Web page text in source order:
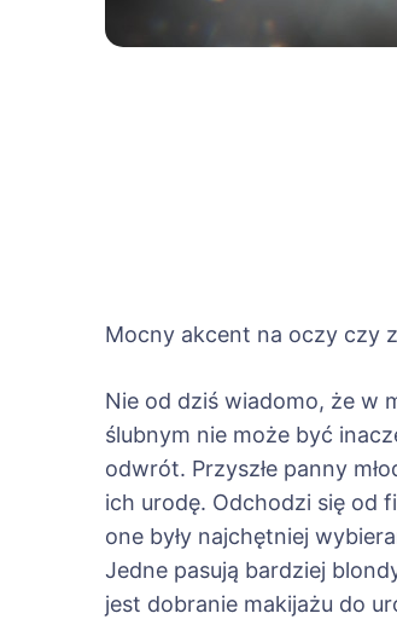
Mocny akcent na oczy czy
Nie od dziś wiadomo, że w
ślubnym nie może być
odwrót. Przyszłe panny
ich urodę. Odchodzi się od
one były najchętniej
Jedne pasują bardziej
jest dobranie makijażu do